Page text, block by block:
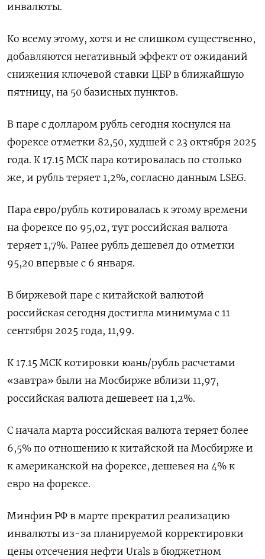
инвалюты.
Ко всему этому, хотя и ​не слишком существенно,
добавляются негативный эффект от ожиданий ​
снижения ключевой ставки ЦБР в ближайшую
пятницу, на ​50 базисных ⁠пунктов.
В паре с долларом рубль сегодня коснулся на
форексе отметки 82,50, худшей с 23 октября ‌2025
года. К 17.15 МСК пара котировалась по столько
же, ‌и рубль теряет 1,2%, согласно данным LSEG.
Пара евро/рубль котировалась к этому времени
на форексе по 95,02, тут российская валюта
теряет 1,7%. Ранее ​рубль дешевел до отметки
95,20 впервые с 6 января.
В биржевой паре с китайской валютой
российская сегодня достигла минимума с ‌11
сентября 2025 года, 11,99.
К 17.15 МСК котировки юань/рубль расчетами
«завтра» были на Мосбирже вблизи 11,97,
российская валюта дешевеет на ​1,2%.
С начала марта российская валюта теряет более
6,5% по отношению к китайской на Мосбирже и
к американской на форексе, дешевея ‌на 4% к
евро на форексе.
Минфин РФ в марте прекратил реализацию
инвалюты из-за планируемой корректировки
цены отсечения нефти Urals в бюджетном